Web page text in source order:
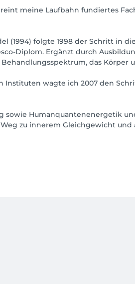
meine Laufbahn fundiertes
(1994) folgte 1998 der Schritt in
Diplom. Ergänzt durch
das Körper
wagte ich 2007 den
sowie Humanquantenenergetik
zu innerem Gleichgewicht und